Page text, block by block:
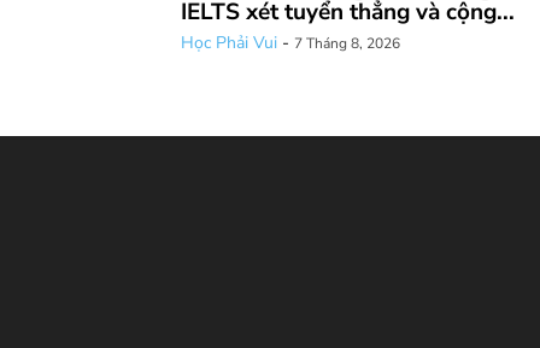
IELTS xét tuyển thẳng và cộng...
Học Phải Vui - 7 Tháng 8, 2026